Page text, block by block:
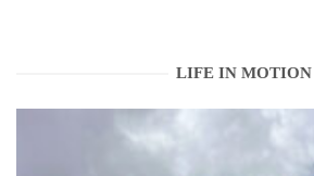
LIFE IN MOTION